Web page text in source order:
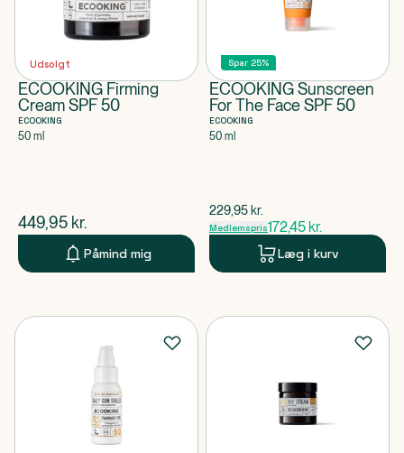
Udsolgt
ECOOKING Firming
Cream SPF 50
ECOOKING
50 ml
$nuværende pris
449,95 kr.
Påmind mig
Spar 25%
ECOOKING Sunscreen
For The Face SPF 50
ECOOKING
50 ml
$gammel pris
229,95 kr.
Medlemspris172,45 kr.
Læg i kurv